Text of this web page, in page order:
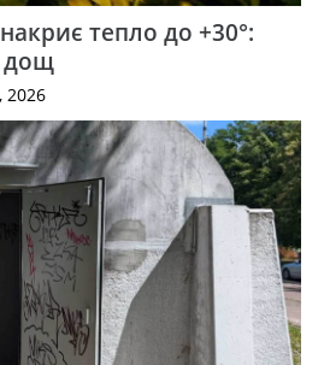
тепло до +30°:
дощ
2026